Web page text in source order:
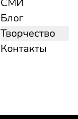
СМИ
Блог
Творчество
Контакты